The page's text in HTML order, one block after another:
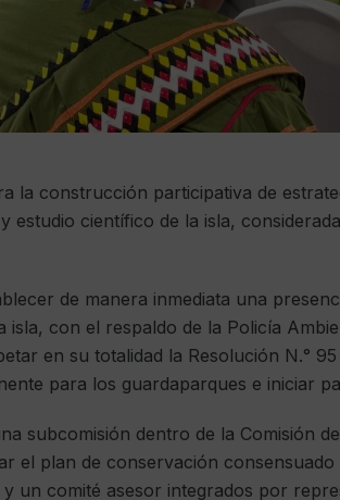
la construcción participativa de
estudio científico de la isla,
de manera inmediata una
isla, con el respaldo de la Policía
en su totalidad la Resolución N.°
para los guardaparques e iniciar
subcomisión dentro de la Comisión
el plan de conservación
un comité asesor integrados por